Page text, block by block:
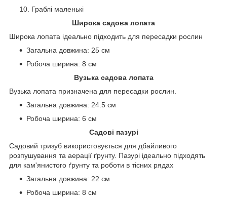
Граблі маленькі
Широка садова лопата
Широка лопата ідеально підходить для пересадки рослин
Загальна довжина: 25 см
Робоча ширина: 8 см
Вузька садова лопата
Вузька лопата призначена для пересадки рослин.
Загальна довжина: 24.5 см
Робоча ширина: 6 см
Садові пазурі
Садовий тризуб використовується для дбайливого
розпушування та аерації ґрунту. Пазурі ідеально підходять
для кам'янистого ґрунту та роботи в тісних рядах
Загальна довжина: 22 см
Робоча ширина: 8 см